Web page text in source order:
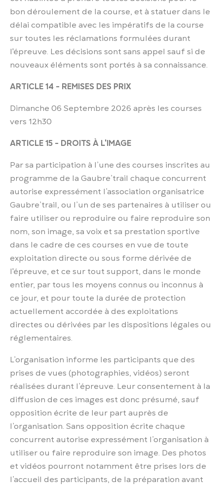
bon déroulement de la course, et à statuer dans le
délai compatible avec les impératifs de la course
sur toutes les réclamations formulées durant
l'épreuve. Les décisions sont sans appel sauf si de
nouveaux éléments sont portés à sa connaissance.
ARTICLE 14 - REMISES DES PRIX
Dimanche 06 Septembre 2026 après les courses
vers 12h30
ARTICLE 15 - DROITS À L'IMAGE
Par sa participation à l’une des courses inscrites au
programme de la Gaubre’trail chaque concurrent
autorise expressément l’association organisatrice
Gaubre’trail, ou l’un de ses partenaires à utiliser ou
faire utiliser ou reproduire ou faire reproduire son
nom, son image, sa voix et sa prestation sportive
dans le cadre de ces courses en vue de toute
exploitation directe ou sous forme dérivée de
l'épreuve, et ce sur tout support, dans le monde
entier, par tous les moyens connus ou inconnus à
ce jour, et pour toute la durée de protection
actuellement accordée à des exploitations
directes ou dérivées par les dispositions légales ou
réglementaires.
L’organisation informe les participants que des
prises de vues (photographies, vidéos) seront
réalisées durant l’épreuve. Leur consentement à la
diffusion de ces images est donc présumé, sauf
opposition écrite de leur part auprès de
l’organisation. Sans opposition écrite chaque
concurrent autorise expressément l’organisation à
utiliser ou faire reproduire son image. Des photos
et vidéos pourront notamment être prises lors de
l’accueil des participants, de la préparation avant